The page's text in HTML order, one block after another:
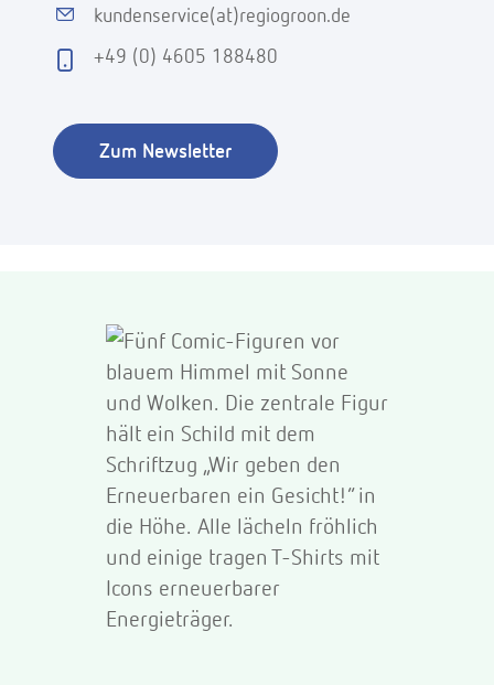
kundenservice(at)regiogroon.de
+49 (0) 4605 188480
Zum Newsletter